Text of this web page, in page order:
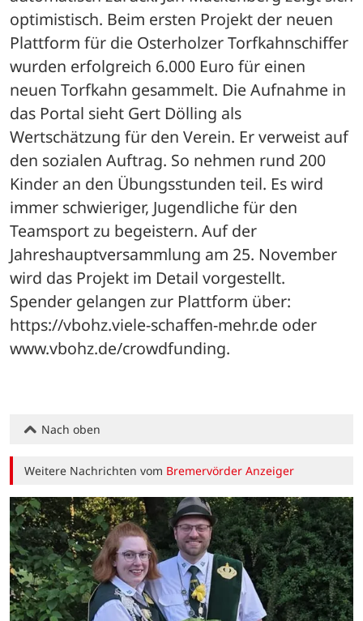
optimistisch. Beim ersten Projekt der neuen
Plattform für die Osterholzer Torfkahnschiffer
wurden erfolgreich 6.000 Euro für einen
neuen Torfkahn gesammelt. Die Aufnahme in
das Portal sieht Gert Dölling als
Wertschätzung für den Verein. Er verweist auf
den sozialen Auftrag. So nehmen rund 200
Kinder an den Übungsstunden teil. Es wird
immer schwieriger, Jugendliche für den
Teamsport zu begeistern. Auf der
Jahreshauptversammlung am 25. November
wird das Projekt im Detail vorgestellt.
Spender gelangen zur Plattform über:
https://vbohz.viele-schaffen-mehr.de oder
www.vbohz.de/crowdfunding.
Nach oben
Weitere Nachrichten vom Bremervörder Anzeiger